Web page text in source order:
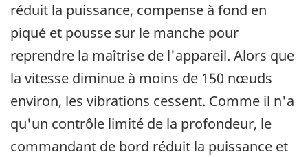
réduit la puissance, compense à fond en
piqué et pousse sur le manche pour
reprendre la maîtrise de l'appareil. Alors que
la vitesse diminue à moins de 150 nœuds
environ, les vibrations cessent. Comme il n'a
qu'un contrôle limité de la profondeur, le
commandant de bord réduit la puissance et